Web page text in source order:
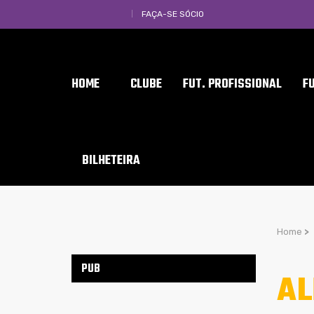
FAÇA-SE SÓCIO
HOME CLUBE FUT. PROFISSIONAL
BILHETEIRA
Home >
PUB